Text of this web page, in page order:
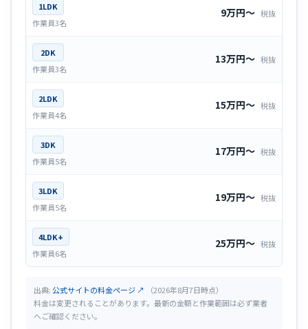
1LDK
作業員3名
9万円〜 税抜
2DK
作業員3名
13万円〜 税抜
2LDK
作業員4名
15万円〜 税抜
3DK
作業員5名
17万円〜 税抜
3LDK
作業員5名
19万円〜 税抜
4LDK+
作業員6名
25万円〜 税抜
出典:公式サイトの料金ページ ↗
（2026年8月7日時点）
料金は変更されることがあります。最新の金額と作業範囲は必ず業者
へご確認ください。